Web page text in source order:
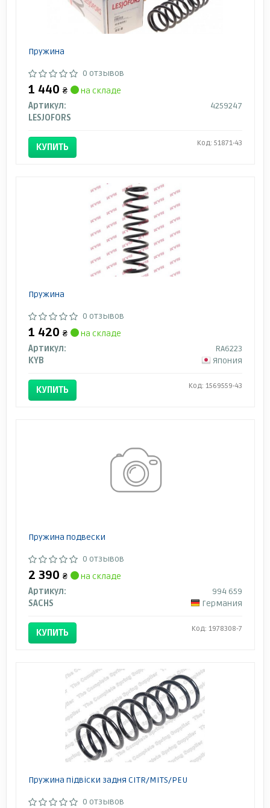
Пружина
0 отзывов
1 440 ₴
на складе
Артикул:
4259247
LESJOFORS
КУПИТЬ Код: 51871-43
Пружина
0 отзывов
1 420 ₴
на складе
Артикул:
RA6223
KYB
Япония
КУПИТЬ Код: 1569559-43
Пружина подвески
0 отзывов
2 390 ₴
на складе
Артикул:
994 659
SACHS
Германия
КУПИТЬ Код: 1978308-7
Пружина підвіски задня CITR/MITS/PEU
0 отзывов